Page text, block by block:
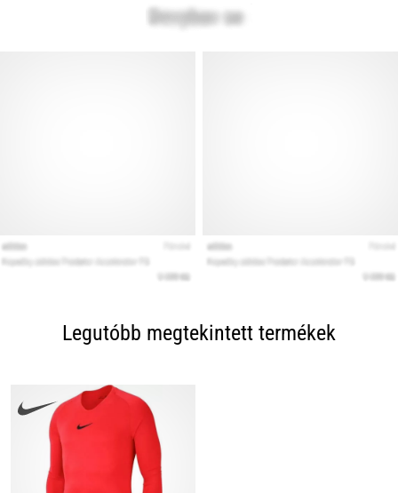
Legutóbb megtekintett termékek